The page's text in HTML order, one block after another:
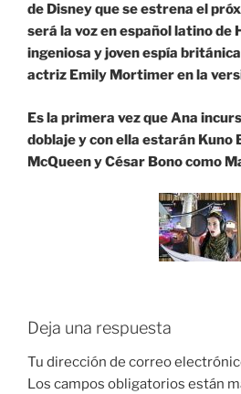
de Disney que se estrena el
será la voz en español latino de
ingeniosa y joven espía
actriz Emily Mortimer en la
Es la primera vez que Ana
doblaje y con ella estarán Kuno
McQueen y César Bono como
Deja una respuesta
Tu dirección de correo
Los campos obligatorios están